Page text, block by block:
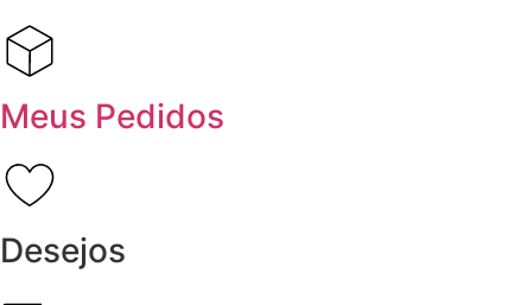
Meus Pedidos
Desejos